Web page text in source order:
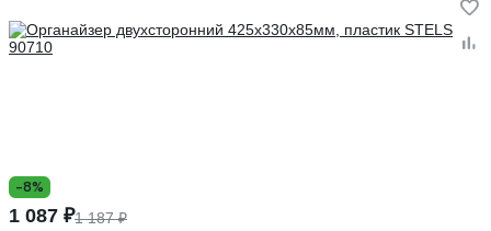
-8%
1 087 ₽1 187 ₽